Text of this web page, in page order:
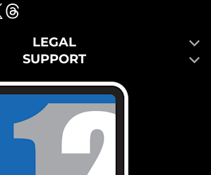
LEGAL
SUPPORT